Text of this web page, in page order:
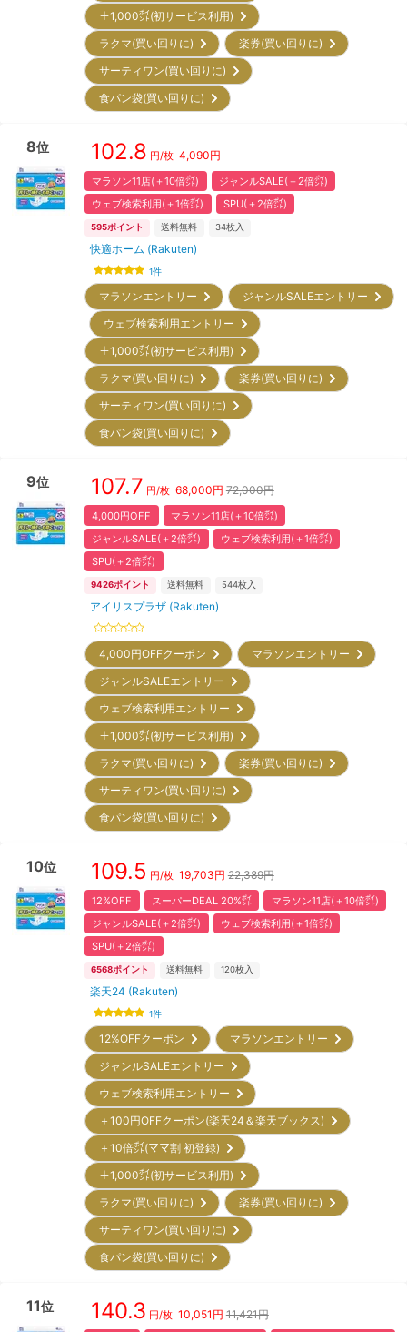
＋1,000㌽(初サービス利用)
ラクマ(買い回りに)
楽券(買い回りに)
サーティワン(買い回りに)
食パン袋(買い回りに)
8位 102.8 円/枚 4,090円
マラソン11店(＋10倍㌽)
ジャンルSALE(＋2倍㌽)
ウェブ検索利用(＋1倍㌽)
SPU(＋2倍㌽)
595ポイント 送料無料 34枚入
快適ホーム (Rakuten)
1件
マラソンエントリー
ジャンルSALEエントリー
ウェブ検索利用エントリー
＋1,000㌽(初サービス利用)
ラクマ(買い回りに)
楽券(買い回りに)
サーティワン(買い回りに)
食パン袋(買い回りに)
9位 107.7 円/枚 68,000円 72,000円
4,000円OFF
マラソン11店(＋10倍㌽)
ジャンルSALE(＋2倍㌽)
ウェブ検索利用(＋1倍㌽)
SPU(＋2倍㌽)
9426ポイント 送料無料 544枚入
アイリスプラザ (Rakuten)
4,000円OFFクーポン
マラソンエントリー
ジャンルSALEエントリー
ウェブ検索利用エントリー
＋1,000㌽(初サービス利用)
ラクマ(買い回りに)
楽券(買い回りに)
サーティワン(買い回りに)
食パン袋(買い回りに)
10位 109.5 円/枚 19,703円 22,389円
12%OFF スーパーDEAL 20%㌽
マラソン11店(＋10倍㌽)
ジャンルSALE(＋2倍㌽)
ウェブ検索利用(＋1倍㌽)
SPU(＋2倍㌽)
6568ポイント 送料無料 120枚入
楽天24 (Rakuten)
1件
12%OFFクーポン
マラソンエントリー
ジャンルSALEエントリー
ウェブ検索利用エントリー
＋100円OFFクーポン(楽天24＆楽天ブックス)
＋10倍㌽(ママ割 初登録)
＋1,000㌽(初サービス利用)
ラクマ(買い回りに)
楽券(買い回りに)
サーティワン(買い回りに)
食パン袋(買い回りに)
11位 140.3 円/枚 10,051 円 11,421円